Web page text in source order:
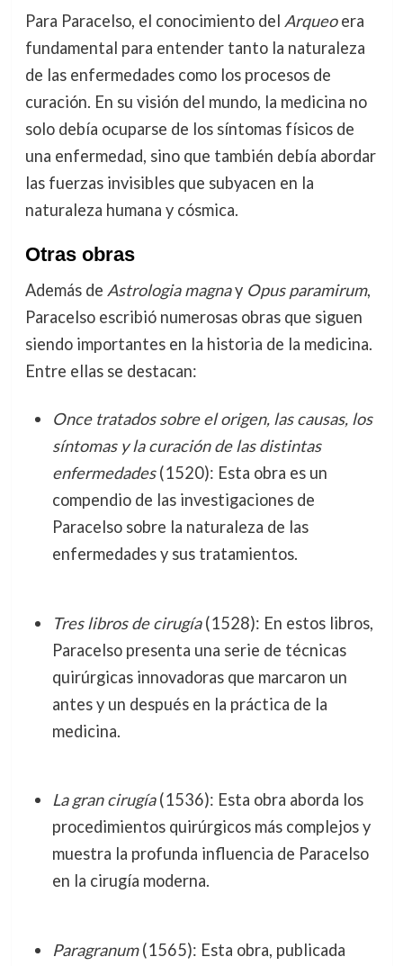
Para Paracelso, el conocimiento del Arqueoera
fundamental para entender tanto la naturaleza
de las enfermedades como los procesos de
curación. En su visión del mundo, la medicina no
solo debía ocuparse de los síntomas físicos de
una enfermedad, sino que también debía abordar
las fuerzas invisibles que subyacen en la
naturaleza humana y cósmica.
Otras obras
Además de Astrologia magnay Opus paramirum,
Paracelso escribió numerosas obras que siguen
siendo importantes en la historia de la medicina.
Entre ellas se destacan:
Once tratados sobre el origen, las causas, los
síntomas y la curación de las distintas
enfermedades(1520): Esta obra es un
compendio de las investigaciones de
Paracelso sobre la naturaleza de las
enfermedades y sus tratamientos.
Tres libros de cirugía(1528): En estos libros,
Paracelso presenta una serie de técnicas
quirúrgicas innovadoras que marcaron un
antes y un después en la práctica de la
medicina.
La gran cirugía(1536): Esta obra aborda los
procedimientos quirúrgicos más complejos y
muestra la profunda influencia de Paracelso
en la cirugía moderna.
Paragranum(1565): Esta obra, publicada